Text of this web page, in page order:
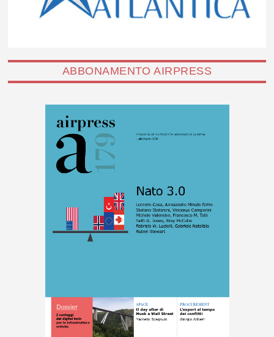
ABBONAMENTO AIRPRESS